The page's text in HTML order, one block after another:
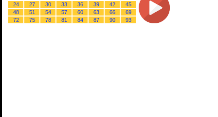
24
27 30 33 36 39 42
45
48
51 54 57 60 63 66
69
72
75 78 81 84 87 90 93